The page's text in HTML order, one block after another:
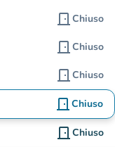
door_front Chiuso
door_front Chiuso
door_front Chiuso
door_front Chiuso
door_front Chiuso